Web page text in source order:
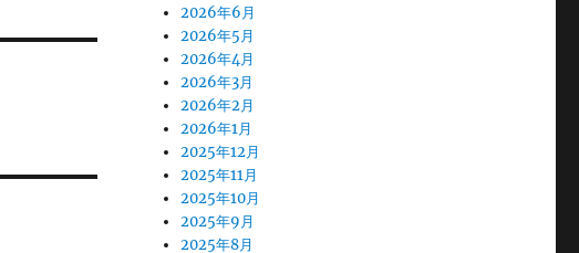
2026年6月
2026年5月
2026年4月
2026年3月
2026年2月
2026年1月
2025年12月
2025年11月
2025年10月
2025年9月
2025年8月